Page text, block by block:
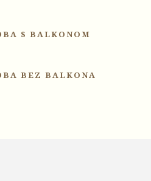
S BALKONOM
BEZ BALKONA